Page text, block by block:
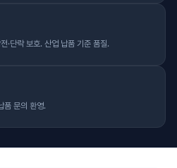
·단락 보호. 산업 납품 기준 품질.
품 문의 환영.